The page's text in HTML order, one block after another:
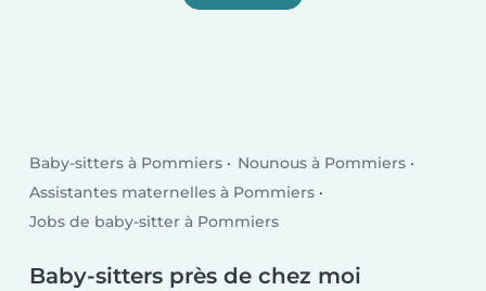
Baby-sitters à Pommiers
Nounous à Pommiers
Assistantes maternelles à Pommiers
Jobs de baby-sitter à Pommiers
Baby-sitters près de chez moi